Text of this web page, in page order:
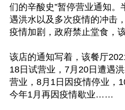
们的辛酸史”暂停营业通知。
遇洪水以及多次疫情的冲击
疫情加剧，政府禁止堂食，
该店的通知写着，该餐厅
18日试营业，7月20日遭遇
营业，8月1日因疫情停业，
今年1月再因疫情歇业……